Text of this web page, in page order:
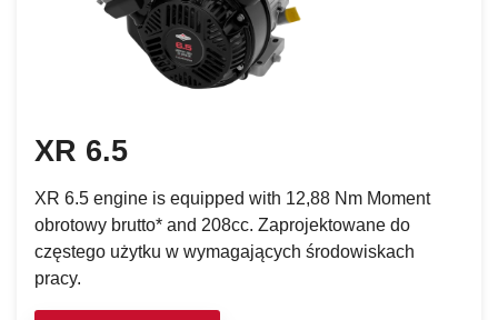
XR 6.5
XR 6.5 engine is equipped with 12,88 Nm Moment
obrotowy brutto* and 208cc. Zaprojektowane do
częstego użytku w wymagających środowiskach
pracy.